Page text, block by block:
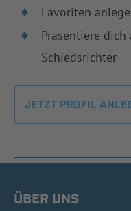
Favoriten
Präsentiere dich
Schiedsrichter
JETZT PROFIL
ÜBER UNS